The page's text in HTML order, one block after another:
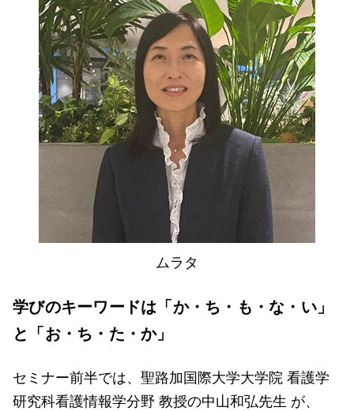
ムラタ
学びのキーワードは「か・ち・も・な・い」
と「お・ち・た・か」
セミナー前半では、聖路加国際大学大学院 看護学
研究科看護情報学分野 教授の中山和弘先生 が、